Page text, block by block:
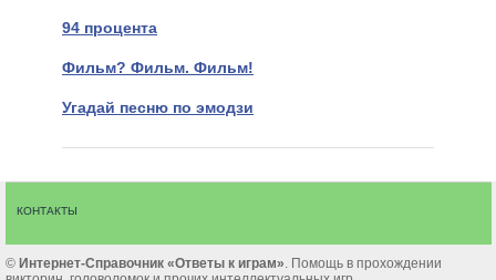
94 процента
Фильм? Фильм. Фильм!
Угадай песню по эмодзи
КОНТАКТЫ
© Интернет-Cправочник «Ответы к играм». Помощь в прохождении